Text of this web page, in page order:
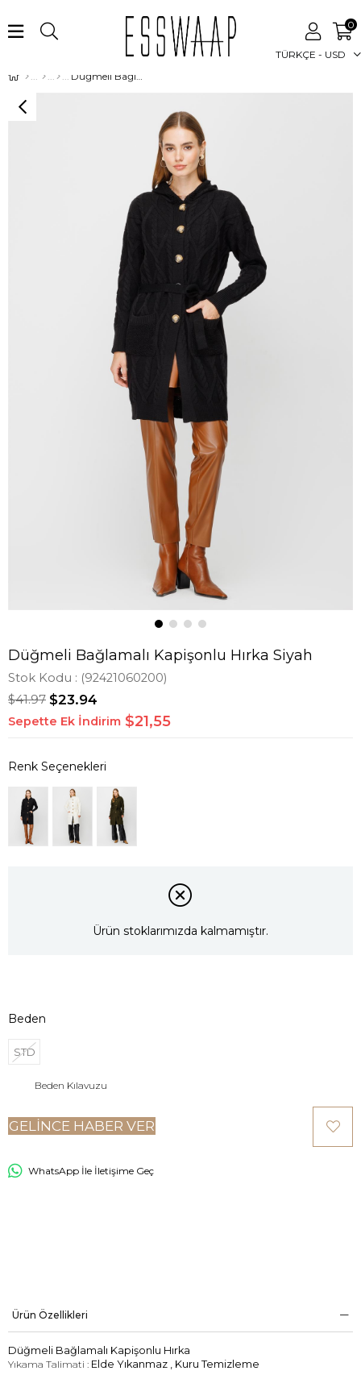
TÜRKÇE - USD
0
Düğmeli Bağlamalı Kapişonlu Hırka Siyah
Düğmeli Bağlamalı Kapişonlu Hırka Siyah
Stok Kodu (92421060200)
$41.97 $23.94
Sepette Ek İndirim $21,55
Ürün stoklarımızda kalmamıştır.
Beden
STD
Beden Kılavuzu
GELINCE HABER VER
WhatsApp İle İletişime Geç
Ürün Özellikleri
Düğmeli Bağlamalı Kapişonlu Hırka
Yıkama Talimati : Elde Yıkanmaz , Kuru Temizleme